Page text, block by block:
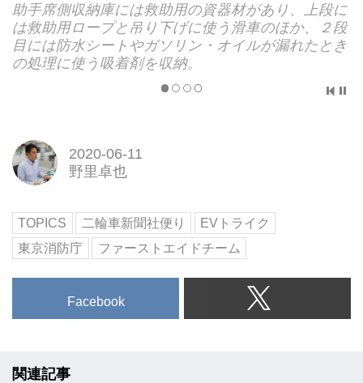
庫には救助用の資器材があり、上段に
プと吊り下げに使う滑車のほか、２段
ートやガソリン・オイルが漏れたとき
吸着剤を収納。
２段目左の黒
場検証などで
最下段は救助
2020-06-11
野里卓也
TOPICS 二輪車新聞社便り
EVトライク
東京消防庁
ファーストエイドチーム
Facebook
関連記事